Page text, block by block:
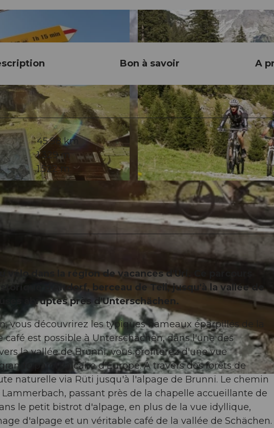
© ARE, Verein Urner Wanderwege | CC-BY
Bon à savoir A
45,98 km
1.329 m
1.522 m
vélo dans la région de vacances d'Uri. Ce parcours
d'Altdorf, berceau de Tell, jusqu'à la vallée de
abruptes près d'Unterschächen.
vous découvrirez les typiques hameaux éparpillés de la
café est possible à Unterschächen, dans l'une des
la vallée de Brunni, vous profiterez d'une vue
paroi calcaire d'Europe. À travers des forêts de
naturelle via Rüti jusqu'à l'alpage de Brunni. Le chemin
passant près de la chapelle accueillante de
le petit bistrot d'alpage, en plus de la vue idyllique,
d'alpage et un véritable café de la vallée de Schächen.